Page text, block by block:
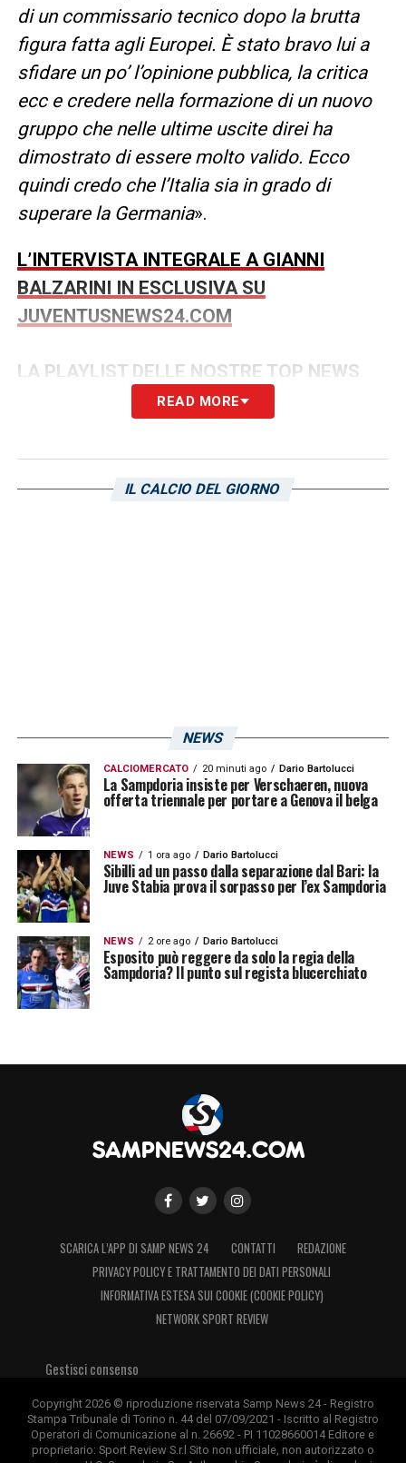
di un commissario tecnico dopo la brutta
figura fatta agli Europei. È stato bravo lui a
sfidare un po’ l’opinione pubblica, la critica
ecc e credere nella formazione di un nuovo
gruppo che nelle ultime uscite direi ha
dimostrato di essere molto valido. Ecco
quindi credo che l’Italia sia in grado di
superare la Germania».
L’INTERVISTA INTEGRALE A GIANNI
BALZARINI IN ESCLUSIVA SU
JUVENTUSNEWS24.COM
LA PLAYLIST DELLE NOSTRE TOP NEWS
READ MORE
IL CALCIO DEL GIORNO
NEWS
CALCIOMERCATO 20 minuti ago Dario Bartolucci
La Sampdoria insiste per Verschaeren, nuova
offerta triennale per portare a Genova il belga
NEWS 1 ora ago Dario Bartolucci
Sibilli ad un passo dalla separazione dal Bari: la
Juve Stabia prova il sorpasso per l’ex Sampdoria
NEWS 2 ore ago Dario Bartolucci
Esposito può reggere da solo la regia della
Sampdoria? Il punto sul regista blucerchiato
SCARICA L’APP DI SAMP NEWS 24 CONTATTI
REDAZIONE
PRIVACY POLICY E TRATTAMENTO DEI DATI PERSONALI
INFORMATIVA ESTESA SUI COOKIE (COOKIE POLICY)
NETWORK SPORT REVIEW
Gestisci consenso
Copyright 2026 © riproduzione riservata Samp News 24 - Registro
Stampa Tribunale di Torino n. 44 del 07/09/2021 - Iscritto al Registro
Operatori di Comunicazione al n. 26692 - PI 11028660014 Editore e
proprietario: Sport Review S.r.l Sito non ufficiale, non autorizzato o